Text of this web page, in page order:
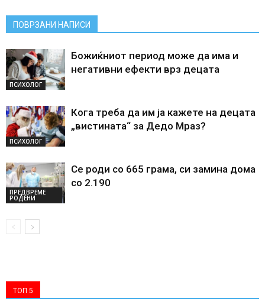
ПОВРЗАНИ НАПИСИ
ПСИХОЛОГ
Божиќниот период може да има и
негативни ефекти врз децата
ПСИХОЛОГ
Кога треба да им ја кажете на децата
„вистината“ за Дедо Мраз?
ПРЕДВРЕМЕ
РОДЕНИ
Се роди со 665 грама, си замина дома
со 2.190
ТОП 5